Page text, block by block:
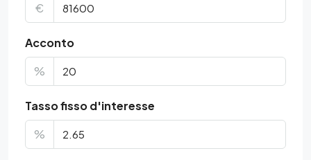
€
Acconto
%
Tasso fisso d'interesse
%